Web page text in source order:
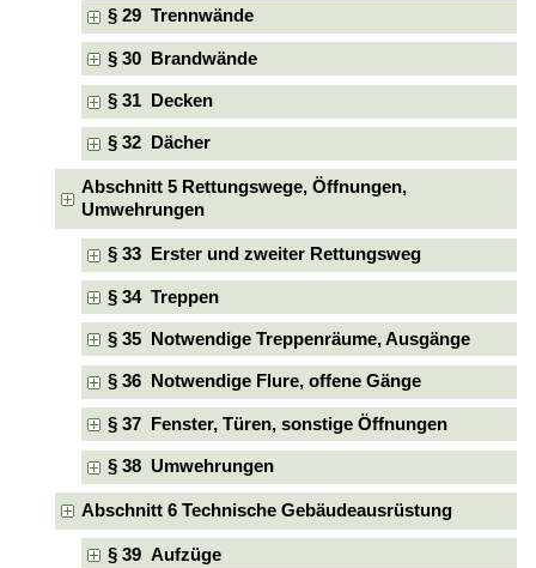
§ 29 Trennwände
§ 30 Brandwände
§ 31 Decken
§ 32 Dächer
Abschnitt 5 Rettungswege, Öffnungen,
Umwehrungen
§ 33 Erster und zweiter Rettungsweg
§ 34 Treppen
§ 35 Notwendige Treppenräume, Ausgänge
§ 36 Notwendige Flure, offene Gänge
§ 37 Fenster, Türen, sonstige Öffnungen
§ 38 Umwehrungen
Abschnitt 6 Technische Gebäudeausrüstung
§ 39 Aufzüge